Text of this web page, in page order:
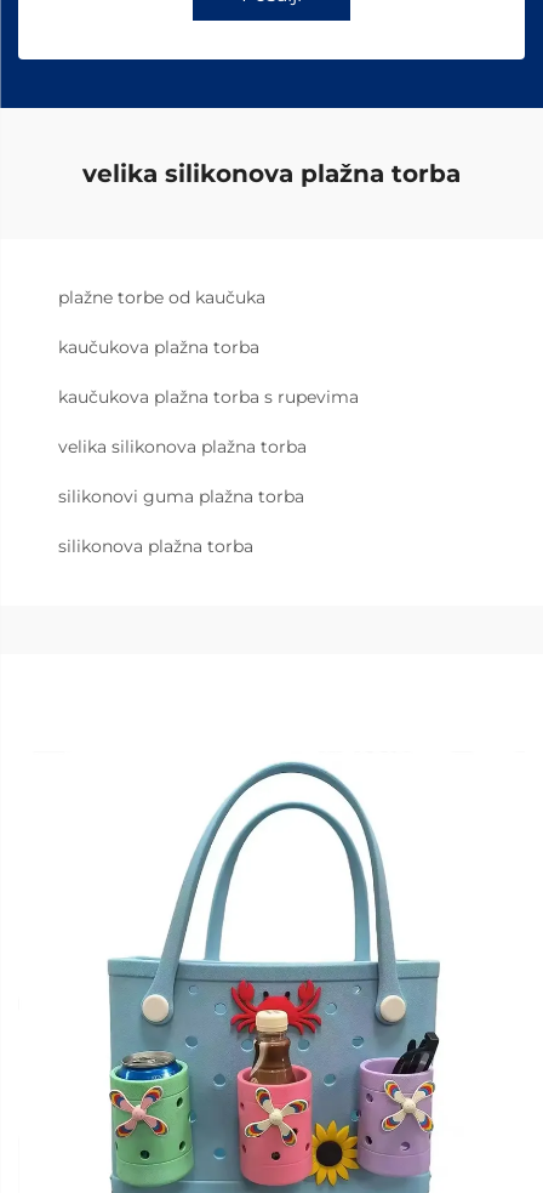
velika silikonova plažna torba
plažne torbe od kaučuka
kaučukova plažna torba
kaučukova plažna torba s rupevima
velika silikonova plažna torba
silikonovi guma plažna torba
silikonova plažna torba